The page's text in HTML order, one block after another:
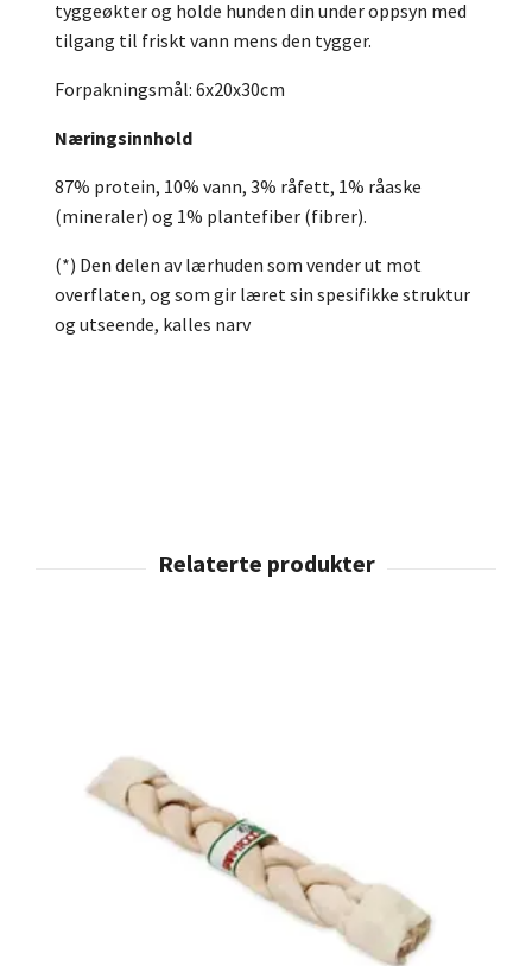
tyggeøkter og holde hunden din under oppsyn med
tilgang til friskt vann mens den tygger.
Forpakningsmål: 6x20x30cm
Næringsinnhold
87% protein, 10% vann, 3% råfett, 1% råaske
(mineraler) og 1% plantefiber (fibrer).
(*) Den delen av lærhuden som vender ut mot
overflaten, og som gir læret sin spesifikke struktur
og utseende, kalles narv